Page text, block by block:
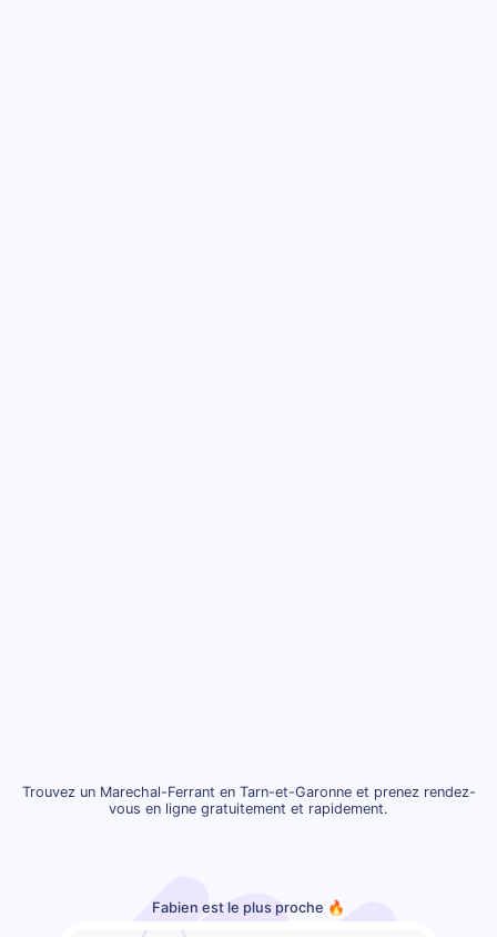
Trouvez un Marechal-Ferrant en Tarn-et-Garonne et prenez rendez-
vous en ligne gratuitement et rapidement.
Fabien est le plus proche 🔥